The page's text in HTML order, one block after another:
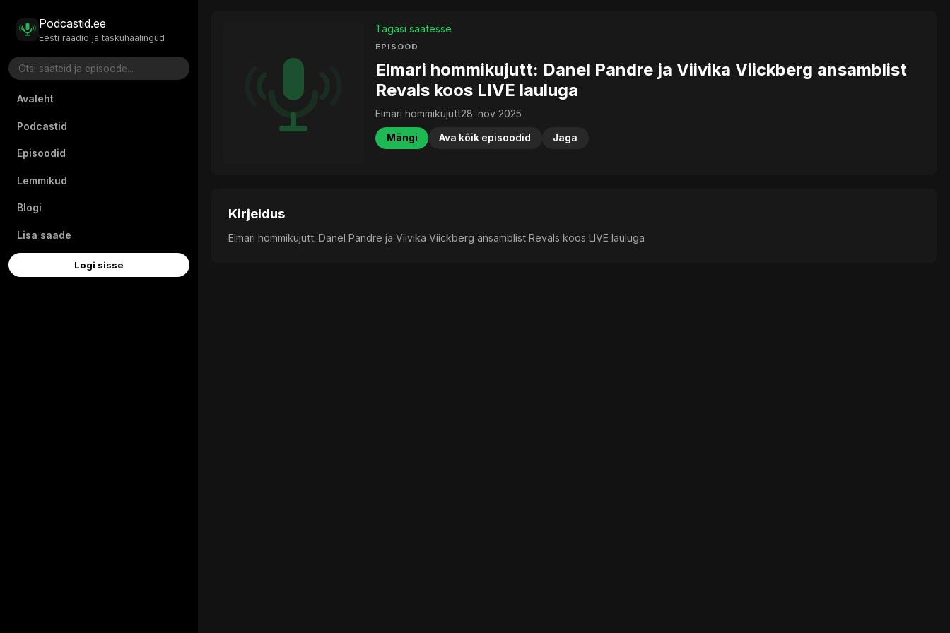
Podcastid.ee
Eesti raadio ja taskuhaalingud
Avaleht
Podcastid
Episoodid
Lemmikud
Blogi
Lisa saade
Logi sisse
Tagasi saatesse
EPISOOD
Elmari hommikujutt: Danel Pandre ja Viivika Viickberg ansamblist
Revals koos LIVE lauluga
Elmari hommikujutt28. nov 2025
Mängi Ava kõik episoodid Jaga
Kirjeldus
Elmari hommikujutt: Danel Pandre ja Viivika Viickberg ansamblist Revals koos LIVE lauluga